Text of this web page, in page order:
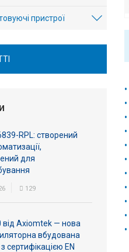
пристрої
RPL: створений
для
129
від Axiomtek — нова
вбудована
сертифікацією EN